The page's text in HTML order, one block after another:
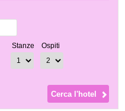
Stanze Ospiti